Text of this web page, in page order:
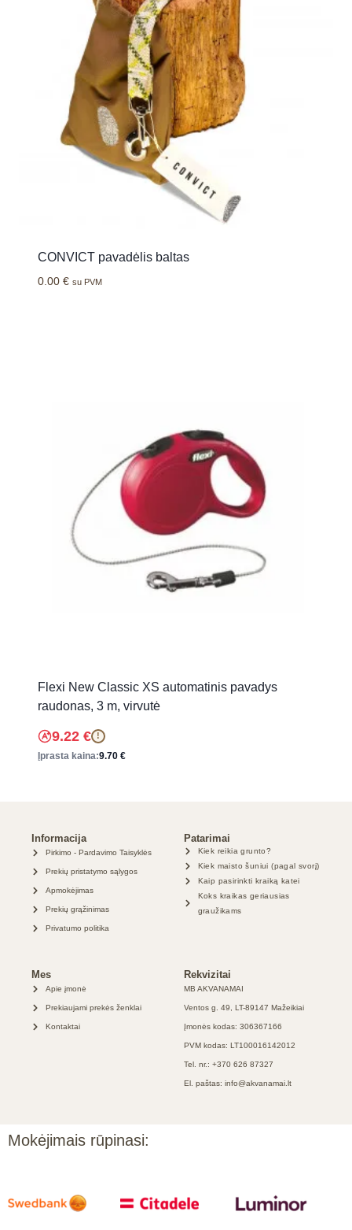
CONVICT pavadėlis baltas
0.00 € su PVM
Flexi New Classic XS automatinis pavadys
raudonas, 3 m, virvutė
9.22 € !
Įprasta kaina:9.70 €
Informacija
Pirkimo - Pardavimo Taisyklės
Prekių pristatymo sąlygos
Apmokėjimas
Prekių grąžinimas
Privatumo politika
Patarimai
Kiek reikia grunto?
Kiek maisto šuniui (pagal svorį)
Kaip pasirinkti kraiką katei
Koks kraikas geriausias
graužikams
Mes
Apie įmonė
Prekiaujami prekės ženklai
Kontaktai
Rekvizitai
MB AKVANAMAI
Ventos g. 49, LT-89147 Mažeikiai
Įmonės kodas: 306367166
PVM kodas: LT100016142012
Tel. nr.: +370 626 87327
El. paštas: info@akvanamai.lt
Mokėjimais rūpinasi: